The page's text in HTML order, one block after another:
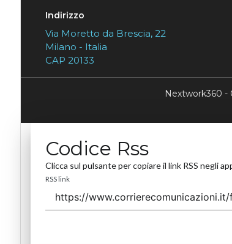
Indirizzo
Via Moretto da Brescia, 22
Milano - Italia
CAP 20133
Nextwork360 -
Codice Rss
Clicca sul pulsante per copiare il link RSS negli
RSS link